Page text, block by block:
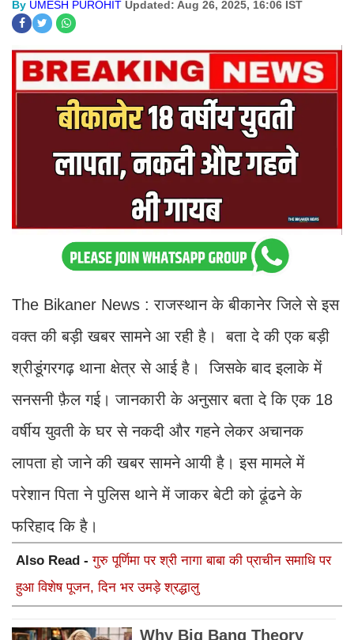
By UMESH PUROHIT Updated: Aug 26, 2025, 16:06 IST
The Bikaner News : राजस्थान के बीकानेर जिले से इस
वक्त की बड़ी खबर सामने आ रही है। बता दे की एक बड़ी
श्रीडूंगरगढ़ थाना क्षेत्र से आई है। जिसके बाद इलाके में
सनसनी फ़ैल गई। जानकारी के अनुसार बता दे कि एक 18
वर्षीय युवती के घर से नकदी और गहने लेकर अचानक
लापता हो जाने की खबर सामने आयी है। इस मामले में
परेशान पिता ने पुलिस थाने में जाकर बेटी को ढूंढने के
फरिहाद कि है।
Also Read -गुरु पूर्णिमा पर श्री नागा बाबा की प्राचीन समाधि पर
हुआ विशेष पूजन, दिन भर उमड़े श्रद्धालु